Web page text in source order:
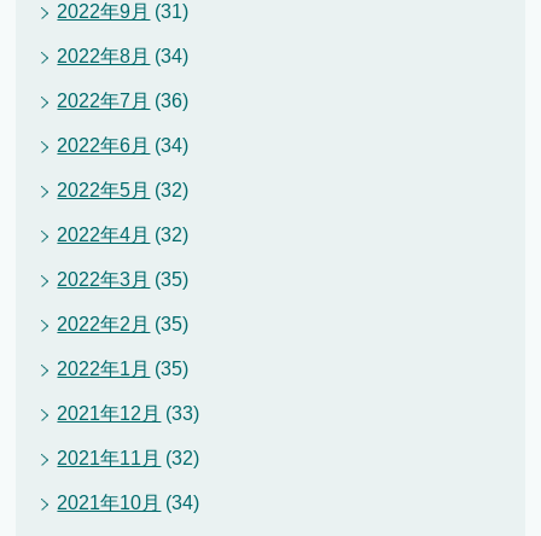
2022年9月 (31)
2022年8月 (34)
2022年7月 (36)
2022年6月 (34)
2022年5月 (32)
2022年4月 (32)
2022年3月 (35)
2022年2月 (35)
2022年1月 (35)
2021年12月 (33)
2021年11月 (32)
2021年10月 (34)